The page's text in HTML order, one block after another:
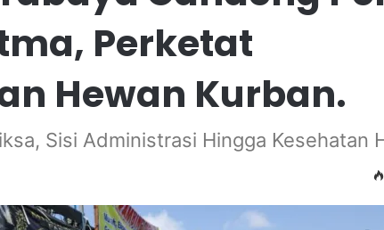
Perketat
Hewan Kurban.
Sisi Administrasi Hingga Kesehatan